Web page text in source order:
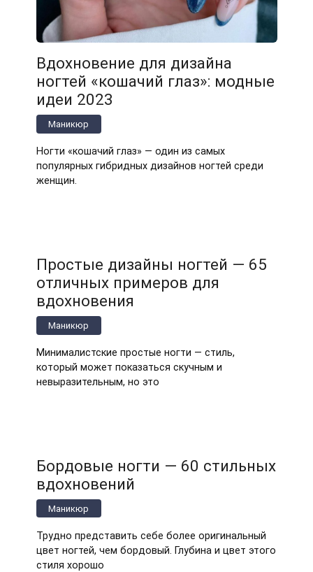
Вдохновение для дизайна
ногтей «кошачий глаз»: модные
идеи 2023
Маникюр
Ногти «кошачий глаз» — один из самых
популярных гибридных дизайнов ногтей среди
женщин.
Простые дизайны ногтей — 65
отличных примеров для
вдохновения
Маникюр
Минималистские простые ногти — стиль,
который может показаться скучным и
невыразительным, но это
Бордовые ногти — 60 стильных
вдохновений
Маникюр
Трудно представить себе более оригинальный
цвет ногтей, чем бордовый. Глубина и цвет этого
стиля хорошо